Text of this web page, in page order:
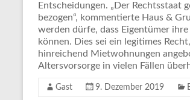
Entscheidungen. „Der Rechtsstaat
bezogen“, kommentierte Haus &
werden dürfe, dass Eigentümer
können. Dies sei ein legitimes
hinreichend Mietwohnungen
Altersvorsorge in vielen Fällen
Gast 9. Dezember 2019